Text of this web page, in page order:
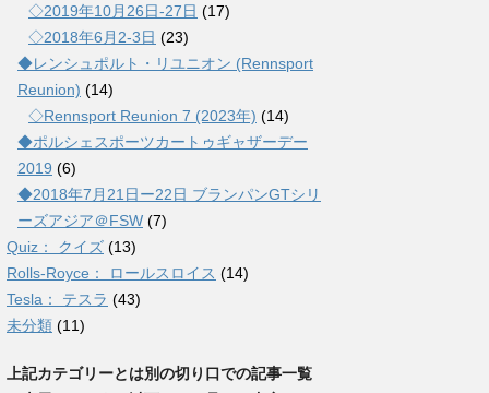
◇2019年10月26日-27日 (17)
◇2018年6月2-3日 (23)
◆レンシュポルト・リユニオン (Rennsport
Reunion) (14)
◇Rennsport Reunion 7 (2023年) (14)
◆ポルシェスポーツカートゥギャザーデー
2019 (6)
◆2018年7月21日ー22日 ブランパンGTシリ
ーズアジア＠FSW (7)
Quiz： クイズ (13)
Rolls-Royce： ロールスロイス (14)
Tesla： テスラ (43)
未分類 (11)
上記カテゴリーとは別の切り口での記事一覧